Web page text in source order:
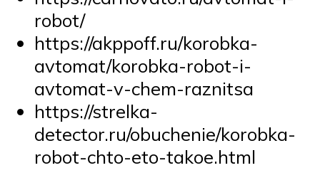
robot/
https://akppoff.ru/korobka-
avtomat/korobka-robot-i-
avtomat-v-chem-raznitsa
https://strelka-
detector.ru/obuchenie/korobka-
robot-chto-eto-takoe.html